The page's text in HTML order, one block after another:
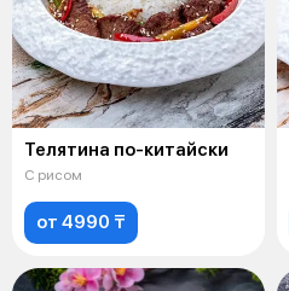
Телятина по-китайски
С рисом
от 4990 ₸